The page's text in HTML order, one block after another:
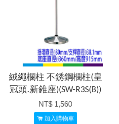
絨繩欄柱 不銹鋼欄柱(皇
冠頭.新錐座)(SW-R3S(B))
NT$ 1,560
加入購物車